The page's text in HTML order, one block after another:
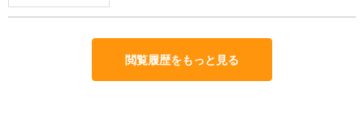
閲覧履歴をもっと見る